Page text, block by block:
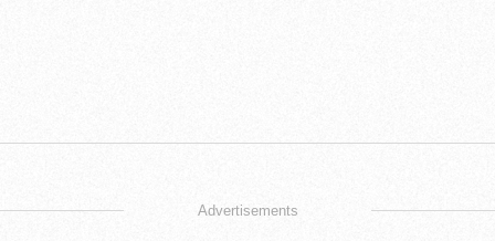
Advertisements